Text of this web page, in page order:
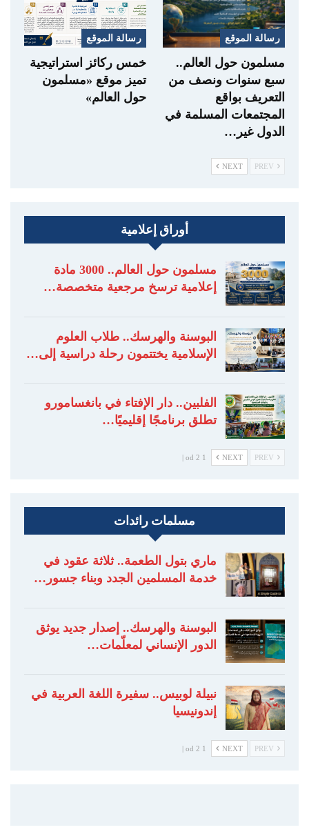
رسالة الموقع
مسلمون حول العالم..
سبع سنوات ونصف من
التعريف بواقع
المجتمعات المسلمة في
الدول غير…
رسالة الموقع
خمس ركائز استراتيجية
تميز موقع «مسلمون
حول العالم»
NEXT
أوراق إعلامية
مسلمون حول العالم.. 3000 مادة
إعلامية ترسخ مرجعية متخصصة…
البوسنة والهرسك.. طلاب العلوم
الإسلامية يختتمون رحلة دراسية إلى…
الفلبين.. دار الإفتاء في بانغسامورو
تطلق برنامجًا إقليميًا…
NEXT
1 od 2 |
مسلمات رائدات
ماري بتول الطعمة.. ثلاثة عقود في
خدمة المسلمين الجدد وبناء جسور…
البوسنة والهرسك.. إصدار جديد يوثق
الدور الإنساني لمعلّمات…
نبيلة لوبيس.. سفيرة اللغة العربية في
إندونيسيا
NEXT
1 od 2 |